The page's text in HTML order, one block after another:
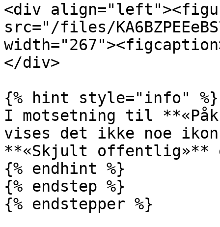
<div
src="/files/
</div>
{% hint style="info" %}
I motsetning til
vises det ikke noe
**«Skjult
{% endhint %}
{% endstep %}
{% endstepper %}